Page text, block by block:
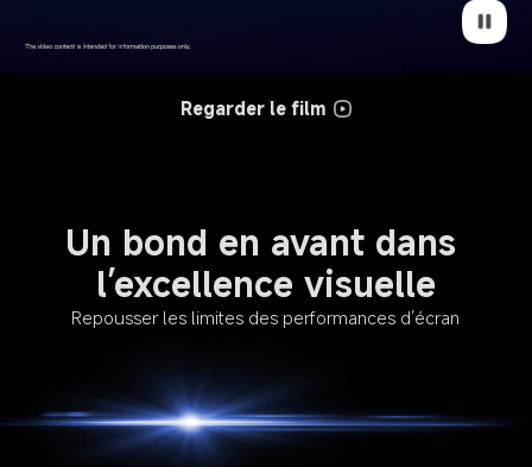
Regarder le film
Un bond en avant dans
l’excellence visuelle
Repousser les limites des performances d’écran